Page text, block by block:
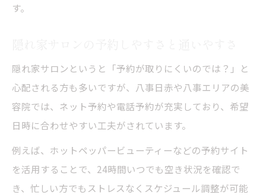
す。
隠れ家サロンというと「予約が取りにくいのでは？」と
心配される方も多いですが、八事日赤や八事エリアの美
容院では、ネット予約や電話予約が充実しており、希望
日時に合わせやすい工夫がされています。
例えば、ホットペッパービューティーなどの予約サイト
を活用することで、24時間いつでも空き状況を確認で
き、忙しい方でもストレスなくスケジュール調整が可能